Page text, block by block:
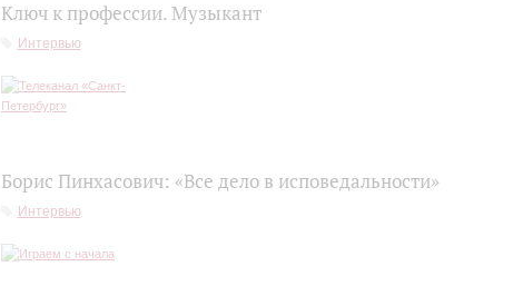
Ключ к профессии. Музыкант
Интервью
Борис Пинхасович: «Все дело в исповедальности»
Интервью